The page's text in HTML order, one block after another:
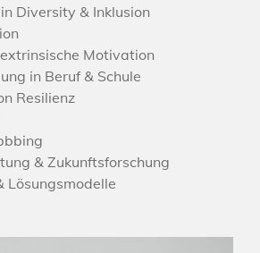
Diversity & Inklusion
Motivation
in Beruf & Schule
Resilienz
& Zukunftsforschung
Lösungsmodelle